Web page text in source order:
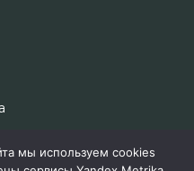
мы используем cookies